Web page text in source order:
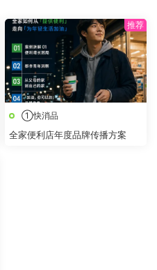
①快消品
全家便利店年度品牌传播方案